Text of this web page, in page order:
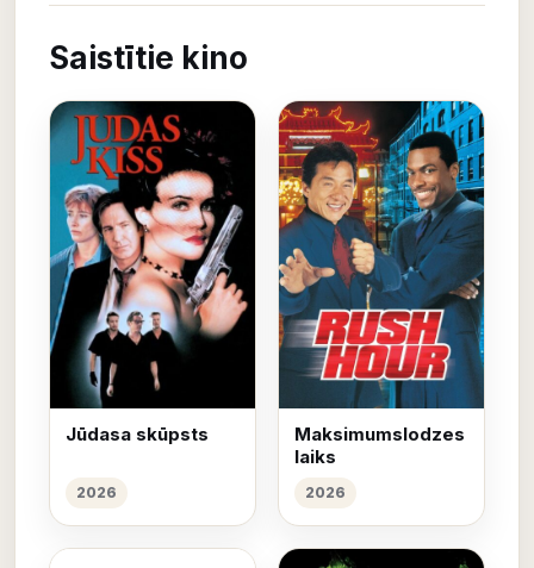
Saistītie kino
Jūdasa skūpsts
2026
Maksimumslodzes
laiks
2026